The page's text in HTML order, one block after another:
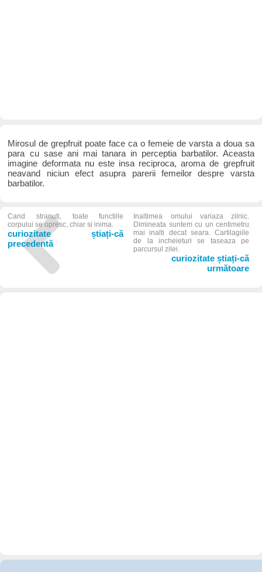
Mirosul de grepfruit poate face ca o femeie de varsta a doua sa
para cu sase ani mai tanara in perceptia barbatilor. Aceasta
imagine deformata nu este insa reciproca, aroma de grepfruit
neavand niciun efect asupra parerii femeilor despre varsta
barbatilor.
Cand stranuti, toate functiile
corpului se opresc, chiar si inima.
curiozitate știați-că
precedentă
Inaltimea omului variaza zilnic.
Dimineata suntem cu un centimetru
mai inalti decat seara. Cartilagiile
de la incheieturi se taseaza pe
parcursul zilei.
curiozitate știați-că
următoare